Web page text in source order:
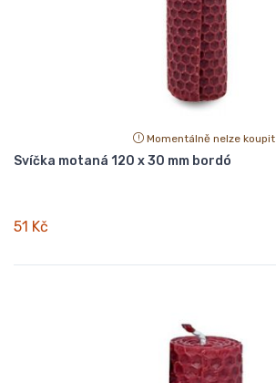
Momentálně nelze koupit
Svíčka motaná 120 x 30 mm bordó
51 Kč